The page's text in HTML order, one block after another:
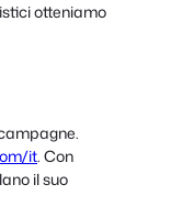
otteniamo
it. Con
il suo